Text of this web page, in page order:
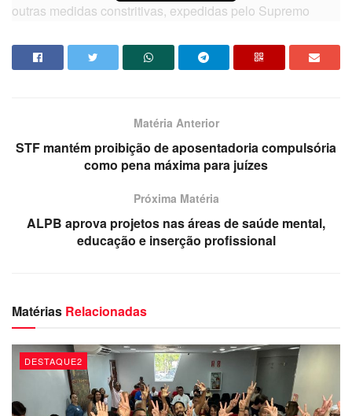
outras medidas constritivas, expedidas pelo Supremo
São Paulo e da Paraíba, além do Distrito Federal. Os
nomes dos alvos não foram divulgados ainda.
investigações que visam esclarecer a prática de diversos
crimes contra a administração pública, tais como
constituição de organização criminosa, estelionato
Matéria Anterior
STF mantém proibição de aposentadoria compulsória
como pena máxima para juízes
Próxima Matéria
ALPB aprova projetos nas áreas de saúde mental,
educação e inserção profissional
Matérias Relacionadas
DESTAQUE2